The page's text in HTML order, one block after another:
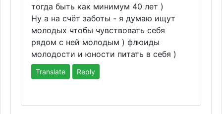
тогда быть как минимум 40 лет )
Ну а на счёт заботы - я думаю ищут
молодых чтобы чувствовать себя
рядом с ней молодым ) флюиды
молодости и юности питать в себя )
Translate Reply